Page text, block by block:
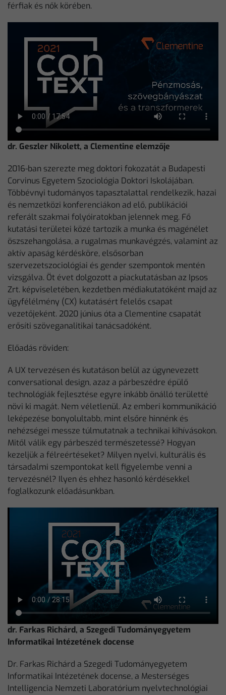
férfiak és nők körében.
dr. Geszler Nikolett, a Clementine elemzője
2016-ban szerezte meg doktori fokozatát a Budapesti
Corvinus Egyetem Szociológia Doktori Iskolájában.
Többévnyi tudományos tapasztalattal rendelkezik, hazai
és nemzetközi konferenciákon ad elő, publikációi
referált szakmai folyóiratokban jelennek meg. Fő
kutatási területei közé tartozik a munka és magénélet
öszszehangolása, a rugalmas munkavégzés, valamint az
aktív apaság kérdésköre, elsősorban
szervezetszociológiai és gender szempontok mentén
vizsgálva. Öt évet dolgozott a piackutatásban az Ipsos
Zrt. képviseletében, kezdetben médiakutatóként majd az
ügyfélélmény (CX) kutatásért felelős csapat
vezetőjeként. 2020 június óta a Clementine csapatát
erősíti szöveganalitikai tanácsadóként.
Előadás röviden:
A UX tervezésen és kutatáson belül az úgynevezett
conversational design, azaz a párbeszédre épülő
technológiák fejlesztése egyre inkább önálló területté
növi ki magát. Nem véletlenül. Az emberi kommunikáció
leképezése bonyolultabb, mint elsőre hinnénk és
nehézségei messze túlmutatnak a technikai kihívásokon.
Mitől válik egy párbeszéd természetessé? Hogyan
kezeljük a félreértéseket? Milyen nyelvi, kulturális és
társadalmi szempontokat kell figyelembe venni a
tervezésnél? Ilyen és ehhez hasonló kérdésekkel
foglalkozunk előadásunkban.
dr. Farkas Richárd, a Szegedi Tudományegyetem
Informatikai Intézetének docense
Dr. Farkas Richárd a Szegedi Tudományegyetem
Informatikai Intézetének docense, a Mesterséges
Intelligencia Nemzeti Laboratórium nyelvtechnológiai